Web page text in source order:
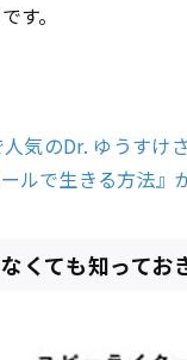
す。
気のDr. ゆうすけ
ルで生きる方法』
くても知って